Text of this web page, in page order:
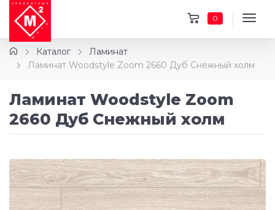
0
Каталог
Ламинат
Ламинат Woodstyle Zoom 2660 Дуб Снежный холм
Ламинат Woodstyle Zoom
2660 Дуб Снежный холм